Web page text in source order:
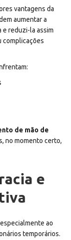
vantagens da
aumentar a
e reduzi-la assim
complicações
de mão de
no momento certo,
e
ao
temporários.